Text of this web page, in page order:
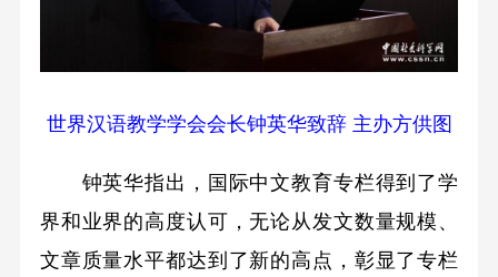
世界汉语教学学会会长钟英华致辞 主办方供图
钟英华指出，国际中文教育专栏得到了学
界和业界的高度认可，无论从发文数量规模、
文章质量水平都达到了新的高点，彰显了专栏